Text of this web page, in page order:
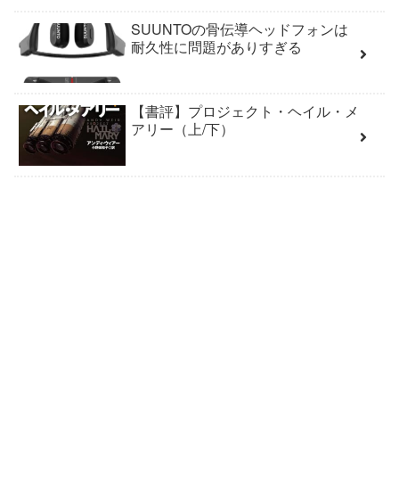
SUUNTOの骨伝導ヘッドフォンは
耐久性に問題がありすぎる
【書評】プロジェクト・ヘイル・メ
アリー（上/下）